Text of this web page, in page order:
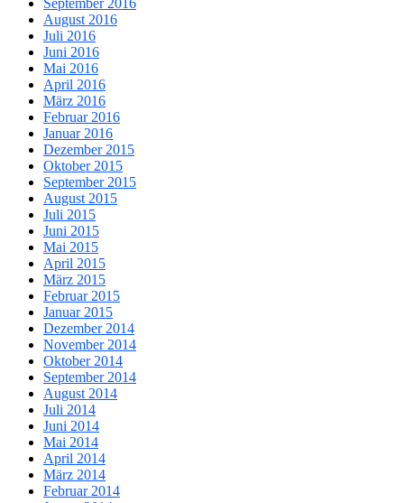
August 2016
Juli 2016
Juni 2016
Mai 2016
April 2016
März 2016
Februar 2016
Januar 2016
Dezember 2015
Oktober 2015
September 2015
August 2015
Juli 2015
Juni 2015
Mai 2015
April 2015
März 2015
Februar 2015
Januar 2015
Dezember 2014
November 2014
Oktober 2014
September 2014
August 2014
Juli 2014
Juni 2014
Mai 2014
April 2014
März 2014
Februar 2014